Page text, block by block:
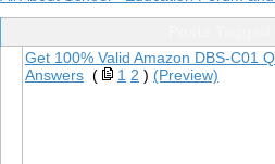
Get 100% Valid Amazon DBS-C01
Answers ( 1 2 ) (Preview)